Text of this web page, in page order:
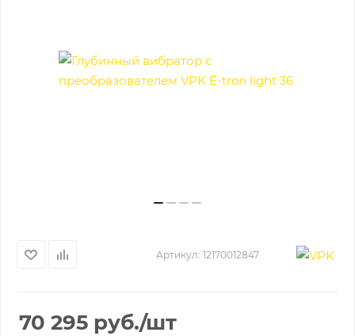
Артикул: 12170012847
70 295 руб./шт